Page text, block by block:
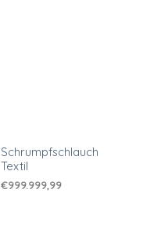
Schrumpfschlauch
Textil
€999.999,99